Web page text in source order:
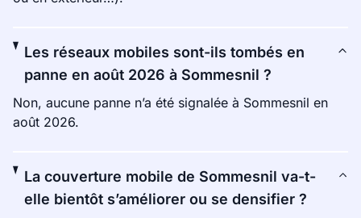
Les réseaux mobiles sont-ils tombés en
panne en août 2026 à Sommesnil ?
Non, aucune panne n’a été signalée à Sommesnil en
août 2026.
La couverture mobile de Sommesnil va-t-
elle bientôt s’améliorer ou se densifier ?